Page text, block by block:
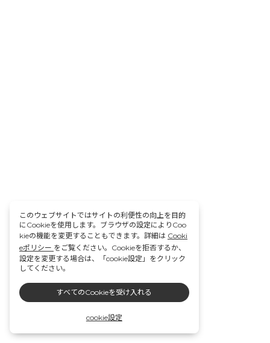
このウェブサイトではサイトの利便性の向上を目的
にCookieを使用します。ブラウザの設定によりCoo
kieの機能を変更することもできます。詳細は Cooki
eポリシー をご覧ください。Cookieを拒否するか、
設定を変更する場合は、「cookie設定」をクリック
してください。
すべてのCookieを受け入れる
cookie設定